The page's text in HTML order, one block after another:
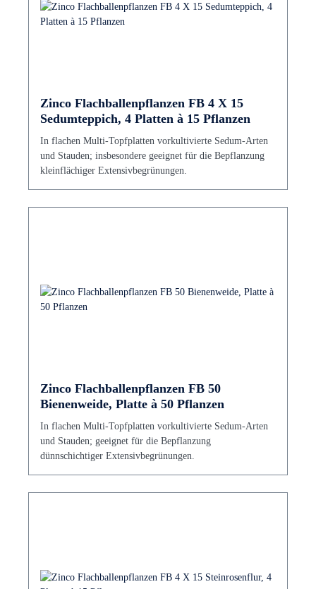
Zinco Flachballenpflanzen FB 4 X 15
Sedumteppich, 4 Platten à 15 Pflanzen
In flachen Multi-Topfplatten vorkultivierte Sedum-Arten
und Stauden; insbesondere geeignet für die Bepflanzung
kleinflächiger Extensivbegrünungen.
Zinco Flachballenpflanzen FB 50
Bienenweide, Platte à 50 Pflanzen
In flachen Multi-Topfplatten vorkultivierte Sedum-Arten
und Stauden; geeignet für die Bepflanzung
dünnschichtiger Extensivbegrünungen.